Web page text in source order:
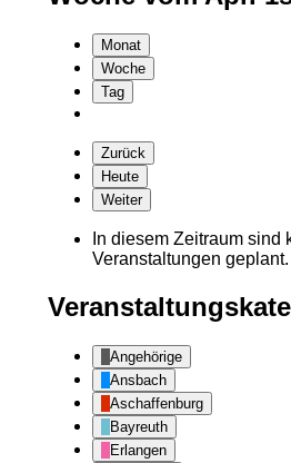
Monat
Woche
Tag
Zurück
Heute
Weiter
In diesem Zeitraum sind
Veranstaltungen geplant.
Angehörige
Ansbach
Aschaffenburg
Bayreuth
Erlangen